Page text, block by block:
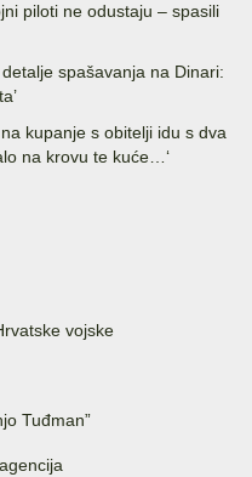
piloti ne odustaju – spasili
spašavanja na Dinari:
kupanje s obitelji idu s dva
na krovu te kuće…‘
vojske
Tuđman”